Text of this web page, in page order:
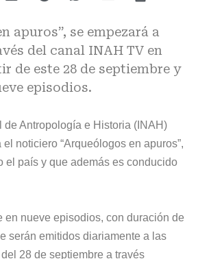
apuros”, se empezará a
del canal INAH TV en
de este 28 de septiembre y
episodios.
de Antropología e Historia (INAH)
noticiero “Arqueólogos en apuros”,
el país y que además es conducido
en nueve episodios, con duración de
serán emitidos diariamente a las
28 de septiembre a través